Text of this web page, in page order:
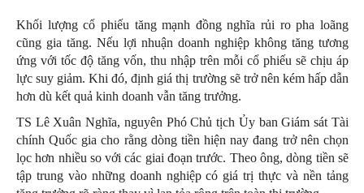
Khối lượng cổ phiếu tăng mạnh đồng nghĩa rủi ro pha loãng
cũng gia tăng. Nếu lợi nhuận doanh nghiệp không tăng tương
ứng với tốc độ tăng vốn, thu nhập trên mỗi cổ phiếu sẽ chịu áp
lực suy giảm. Khi đó, định giá thị trường sẽ trở nên kém hấp dẫn
hơn dù kết quả kinh doanh vẫn tăng trưởng.
TS Lê Xuân Nghĩa, nguyên Phó Chủ tịch Ủy ban Giám sát Tài
chính Quốc gia cho rằng dòng tiền hiện nay đang trở nên chọn
lọc hơn nhiều so với các giai đoạn trước. Theo ông, dòng tiền sẽ
tập trung vào những doanh nghiệp có giá trị thực và nền tảng